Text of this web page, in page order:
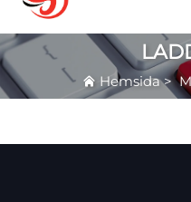
Hemsida>